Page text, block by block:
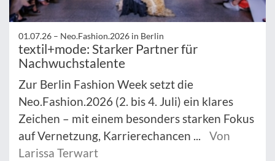
01.07.26 – Neo.Fashion.2026 in Berlin
textil+mode: Starker Partner für
Nachwuchstalente
Zur Berlin Fashion Week setzt die
Neo.Fashion.2026 (2. bis 4. Juli) ein klares
Zeichen – mit einem besonders starken Fokus
auf Vernetzung, Karrierechancen ...
Von
Larissa Terwart